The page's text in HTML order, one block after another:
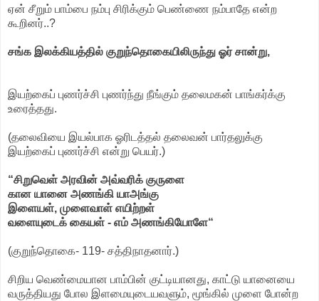
ஏன் சீறும் பாம்பை நம்பு சிரிக்கும் பெண்ணை நம்பாதே என்ற
கூறினர்..?
சங்க இலக்கியத்தில் குறுந்தொகையிலிருந்து ஓர் சான்று,
இயற்கைப் புணர்ச்சி புணர்ந்து நீங்கும் தலைமகன் பாங்கர்க்கு
உரைத்தது.
(தலைவியை இயல்பாக ஓரிடத்தல் தலைவன் பார்தலுக்கு
இயற்கைப் புணர்ச்சி என்று பெயர்.)
“சிறுவெள் அரவின் அவ்வரிக் குருளை
கான யானை அணங்கி யாஅங்கு
இளையள், முளைவாள் எயிற்றள்
வளையுடைக் கையள் - எம் அணங்கியோளே“
(குறுந்தொகை- 119- சத்திநாதனார்.)
சிறிய வெண்மையான பாம்பின் குட்டியானது, காட்டு யானையை
வருத்தியது போல இளமையுடையவளும், மூங்கில் முளை போன்ற